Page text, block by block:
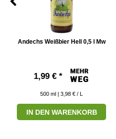
Andechs Weißbier Hell 0,5 l Mw
1,99 € *
500 ml | 3,98 € / L
IN DEN WARENKORB